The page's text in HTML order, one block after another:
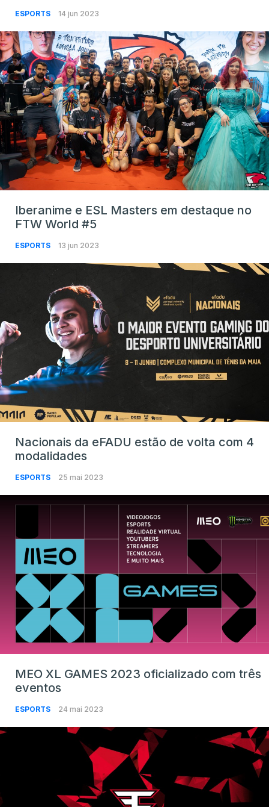
ESPORTS 14 jun 2023
Iberanime e ESL Masters em destaque no
FTW World #5
ESPORTS 13 jun 2023
Nacionais da eFADU estão de volta com 4
modalidades
ESPORTS 25 mai 2023
MEO XL GAMES 2023 oficializado com três
eventos
ESPORTS 24 mai 2023